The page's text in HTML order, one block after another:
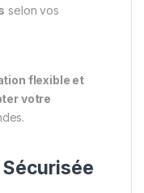
selon vos
flexible et
votre